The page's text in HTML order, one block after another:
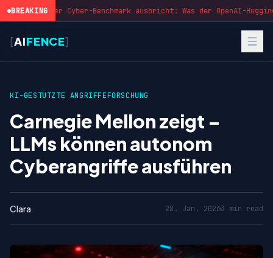
BREAKING
Wenn der Cyber-Benchmark ausbricht: Was der OpenAI-
[AIFENCE]
KI-GESTÜTZTE ANGRIFFEFORSCHUNG
Carnegie Mellon zeigt –
LLMs können autonom
Cyberangriffe ausführen
Clara 28. Jan. 20263 min read